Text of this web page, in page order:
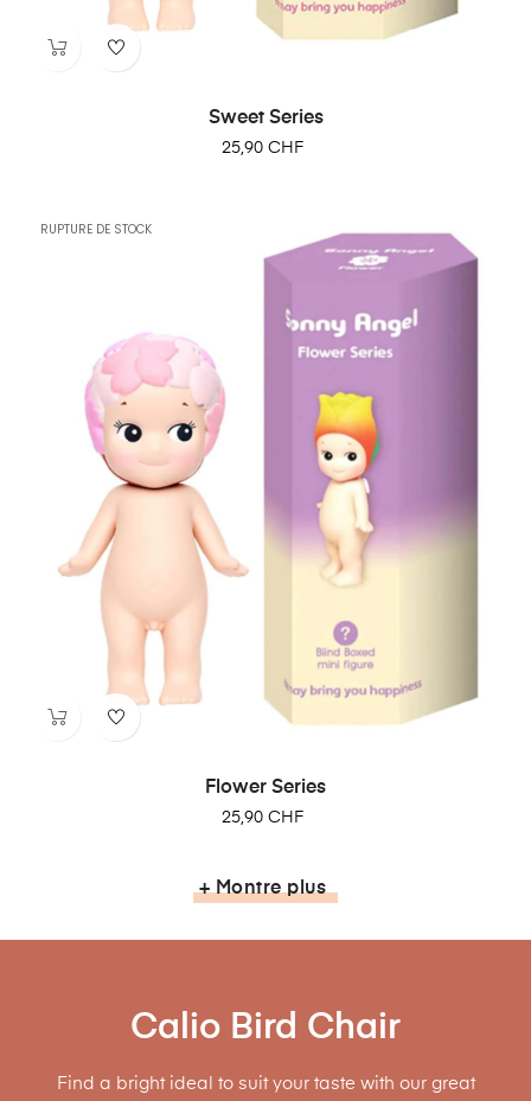
Sweet Series
25,90 CHF
RUPTURE DE STOCK
Flower Series
25,90 CHF
+ Montre plus
Calio Bird Chair
Find a bright ideal to suit your taste with our great